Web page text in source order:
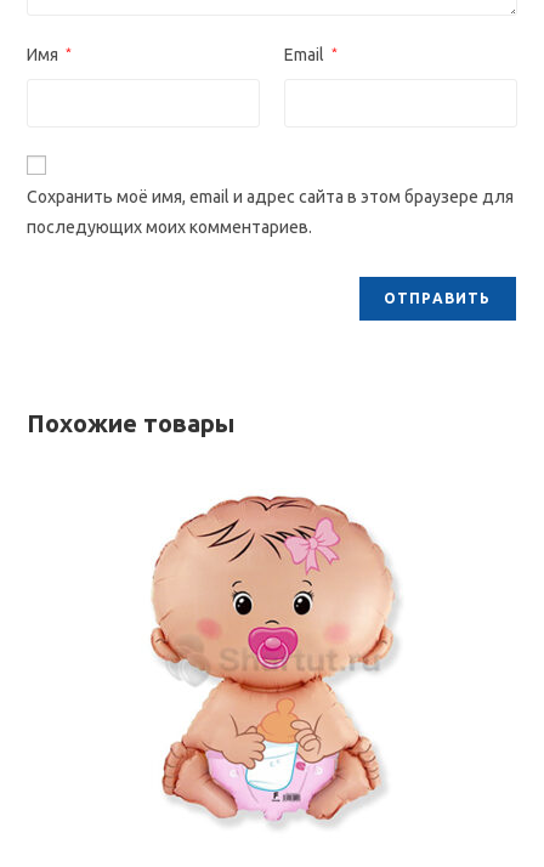
Имя * Email *
Сохранить моё имя, email и адрес сайта в этом браузере для
последующих моих комментариев.
Похожие товары